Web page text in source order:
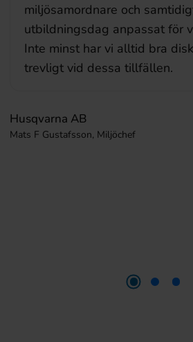
och 14001). Alla var mycket
att dagen var utvecklande.
att förstå, tydligt strukturerat
övningsexempel.
NSVA – Nordvästra Skånes
Amanda Assarsson,